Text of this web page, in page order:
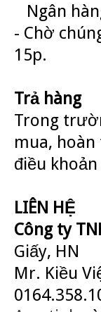
Ngân
- Chờ
15p.
Trả hàng
Trong
mua,
điều
LIÊN HỆ
Công ty
Giấy, HN
Mr. Kiều